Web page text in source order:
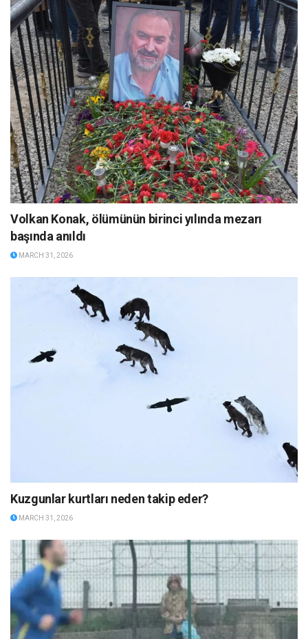
Volkan Konak, ölümünün birinci yılında mezarı
başında anıldı
MARCH 31, 2026
Kuzgunlar kurtları neden takip eder?
MARCH 31, 2026